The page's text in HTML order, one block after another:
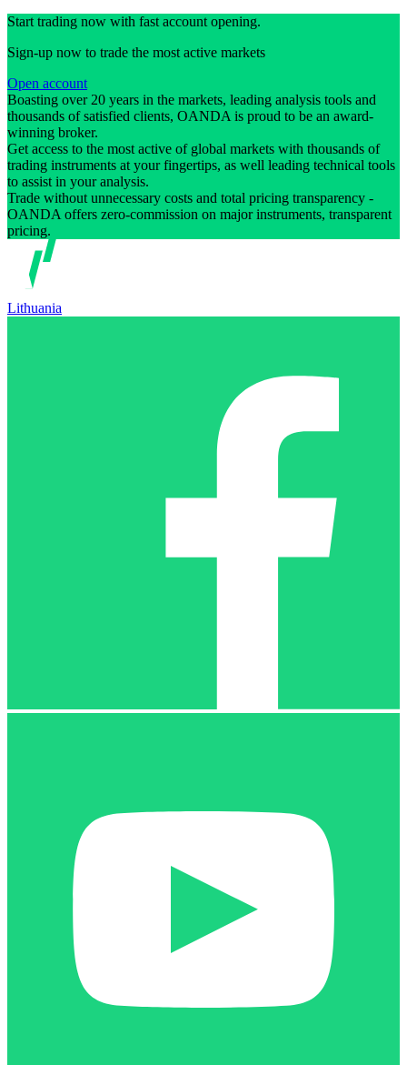
Start trading now with fast account opening.
Sign-up now to trade the most active markets
Open account
Boasting over 20 years in the markets, leading analysis tools and
thousands of satisfied clients, OANDA is proud to be an award-
winning broker.
Get access to the most active of global markets with thousands of
trading instruments at your fingertips, as well leading technical tools
to assist in your analysis.
Trade without unnecessary costs and total pricing transparency -
OANDA offers zero-commission on major instruments, transparent
pricing.
Lithuania